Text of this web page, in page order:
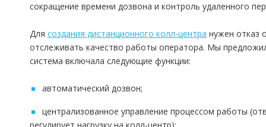
сокращение времени дозвона и контроль удаленного
Для создания дистанционного колл-центра нужен отказ
отслеживать качество работы оператора. Мы
система включала следующие функции:
автоматический дозвон;
централизованное управление процессом работы